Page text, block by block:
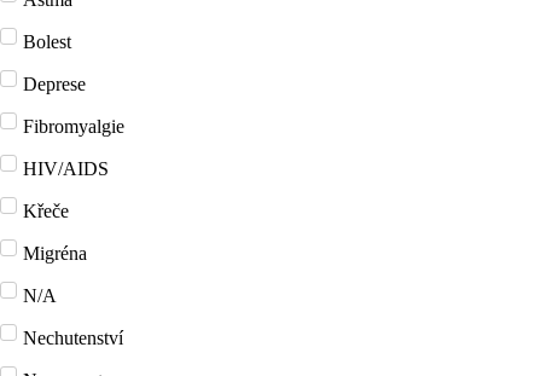
Bolest
Deprese
Fibromyalgie
HIV/AIDS
Křeče
Migréna
N/A
Nechutenství